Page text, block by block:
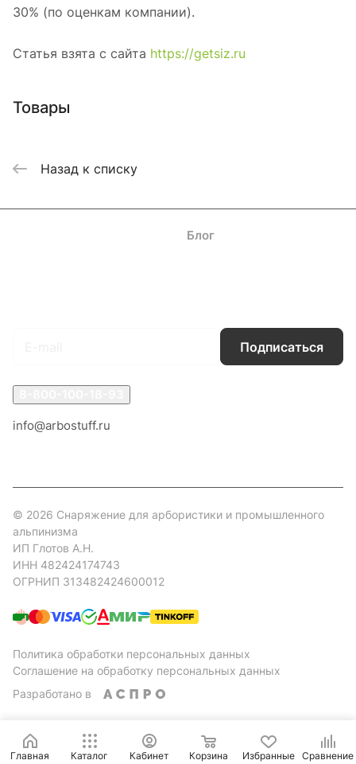
30% (по оценкам компании).
Статья взята с сайта https://getsiz.ru
Товары
Назад к списку
Блог
Подписаться
info@arbostuff.ru
© 2026 Снаряжение для арбористики и промышленного
альпинизма
ИП Глотов А.Н.
ИНН 482424174743
ОГРНИП 313482424600012
Политика обработки персональных данных
Соглашение на обработку персональных данных
Разработано в
Главная Каталог Кабинет Корзина Избранные Сравнение